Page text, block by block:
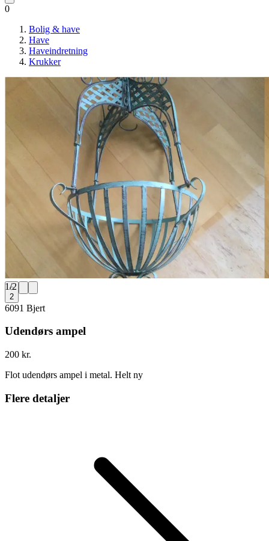
0
Bolig & have
Have
Haveindretning
Krukker
1/2
2
6091 Bjert
Udendørs ampel
200 kr.
Flot udendørs ampel i metal. Helt ny
Flere detaljer